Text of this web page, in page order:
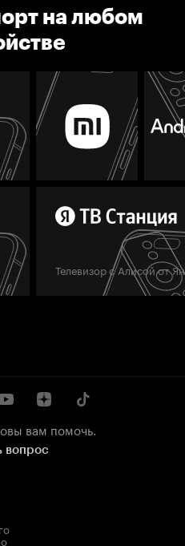
на любом
Телевизор с Алисой от
вам помочь.
вопрос